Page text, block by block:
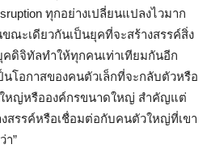
ทุกอย่างเปลี่ยนแปลงไวมาก
ณะเดียวกันเป็นยุคที่จะสร้างสรรค์สิ่ง
คดิจิทัลทำให้ทุกคนเท่าเทียมกันอีก
นโอกาสของคนตัวเล็กที่จะกลับตัวหรือ
ใหญ่หรือองค์กรขนาดใหญ่ สำคัญแต่
สรรค์หรือเชื่อมต่อกับคนตัวใหญ่ที่เขา
า”